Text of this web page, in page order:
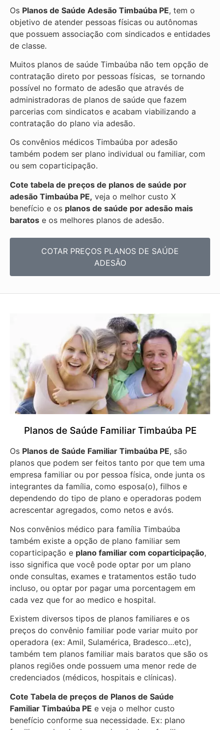
Os Planos de Saúde Adesão Timbaúba PE, tem o
objetivo de atender pessoas físicas ou autônomas
que possuem associação com sindicados e entidades
de classe.
Muitos planos de saúde Timbaúba não tem opção de
contratação direto por pessoas físicas, se tornando
possível no formato de adesão que através de
administradoras de planos de saúde que fazem
parcerias com sindicatos e acabam viabilizando a
contratação do plano via adesão.
Os convênios médicos Timbaúba por adesão
também podem ser plano individual ou familiar, com
ou sem coparticipação.
Cote tabela de preços de planos de saúde por
adesão Timbaúba PE, veja o melhor custo X
benefício e os planos de saúde por adesão mais
baratos e os melhores planos de adesão.
COTAR PREÇOS PLANOS DE SAÚDE
ADESÃO
Planos de Saúde Familiar Timbaúba PE
Os Planos de Saúde Familiar Timbaúba PE, são
planos que podem ser feitos tanto por que tem uma
empresa familiar ou por pessoa física, onde junta os
integrantes da família, como esposa(o), filhos e
dependendo do tipo de plano e operadoras podem
acrescentar agregados, como netos e avós.
Nos convênios médico para família Timbaúba
também existe a opção de plano familiar sem
coparticipação e plano familiar com coparticipação,
isso significa que você pode optar por um plano
onde consultas, exames e tratamentos estão tudo
incluso, ou optar por pagar uma porcentagem em
cada vez que for ao medico e hospital.
Existem diversos tipos de planos familiares e os
preços do convênio familiar pode variar muito por
operadora (ex: Amil, Sulamérica, Bradesco…etc),
também tem planos familiar mais baratos que são os
planos regiões onde possuem uma menor rede de
credenciados (médicos, hospitais e clínicas).
Cote Tabela de preços de Planos de Saúde
Familiar Timbaúba PE e veja o melhor custo
benefício conforme sua necessidade. Ex: plano